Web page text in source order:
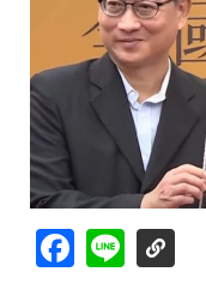
Facebook
Line